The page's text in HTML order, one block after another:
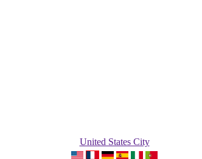
United States City